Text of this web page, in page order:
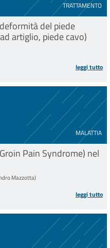
TRATTAMENTO
del piede
artiglio, piede cavo)
leggi tutto
MALATTIA
Pain Syndrome) nel
Mazzotta)
leggi tutto